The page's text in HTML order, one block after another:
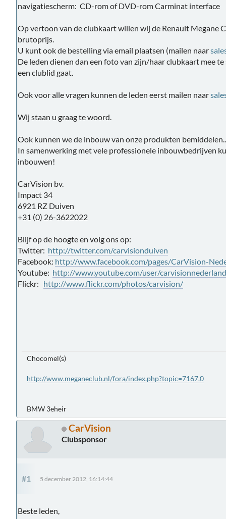
navigatiescherm: CD-rom of DVD-rom Carminat interface
Op vertoon van de clubkaart willen wij de Renault Megane
brutoprijs.
U kunt ook de bestelling via email plaatsen (mailen naar
De leden dienen dan een foto van zijn/haar clubkaart mee
een clublid gaat.
Ook voor alle vragen kunnen de leden eerst mailen naar
Wij staan u graag te woord.
Ook kunnen we de inbouw van onze produkten bemiddelen..
In samenwerking met vele professionele inbouwbedrijven
inbouwen!
CarVision bv.
Impact 34
6921 RZ Duiven
+31 (0) 26-3622022
Blijf op de hoogte en volg ons op:
Twitter: http://twitter.com/carvisionduiven
Facebook: http://www.facebook.com/pages/CarVision-
Youtube: http://www.youtube.com/user/carvisionnederland
Flickr: http://www.flickr.com/photos/carvision/
Chocomel(s)
http://www.meganeclub.nl/fora/index.php?topic=7167.0
BMW 3eheir
CarVision
Clubsponsor
#1 5 december 2012, 16:14:44
Beste leden,